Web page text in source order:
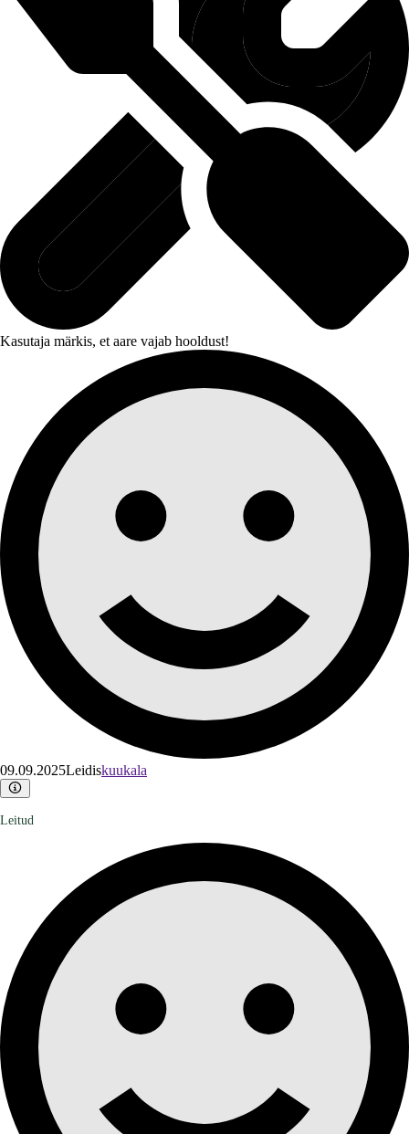
Kasutaja märkis, et aare vajab hooldust!
09.09.2025Leidiskuukala
Leitud